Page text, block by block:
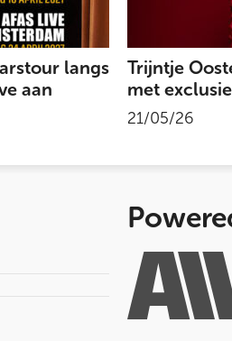
langs
aan
Trijntje
met
21/05/26